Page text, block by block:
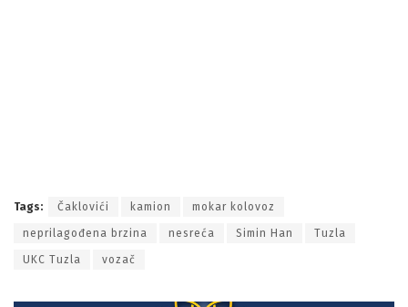
Tags: Čaklovići kamion mokar kolovoz
neprilagođena brzina nesreća Simin Han Tuzla
UKC Tuzla vozač